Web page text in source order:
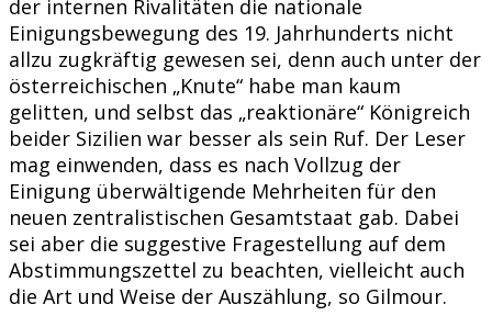
der internen Rivalitäten die nationale
Einigungsbewegung des 19. Jahrhunderts nicht
allzu zugkräftig gewesen sei, denn auch unter der
österreichischen „Knute“ habe man kaum
gelitten, und selbst das „reaktionäre“ Königreich
beider Sizilien war besser als sein Ruf. Der Leser
mag einwenden, dass es nach Vollzug der
Einigung überwältigende Mehrheiten für den
neuen zentralistischen Gesamtstaat gab. Dabei
sei aber die suggestive Fragestellung auf dem
Abstimmungszettel zu beachten, vielleicht auch
die Art und Weise der Auszählung, so Gilmour.